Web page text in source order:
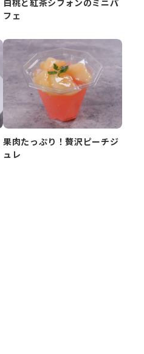
フェ
果肉たっぷり！贅沢ピーチジ
ュレ